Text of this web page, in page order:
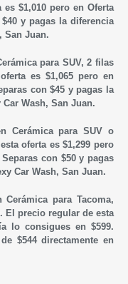
$1,010 pero en Oferta
y pagas la diferencia
San Juan.
para SUV, 2 filas
es $1,065 pero en
con $45 y pagas la
Wash, San Juan.
Cerámica para SUV o
oferta es $1,299 pero
con $50 y pagas
Car Wash, San Juan.
para Tacoma,
El precio regular de esta
lo consigues en $599.
de $544directamente en